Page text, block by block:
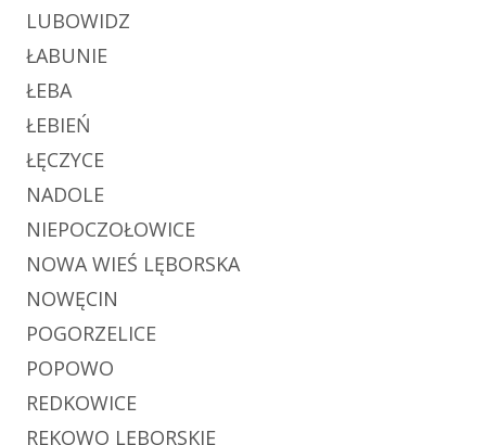
LUBOWIDZ
ŁABUNIE
ŁEBA
ŁEBIEŃ
ŁĘCZYCE
NADOLE
NIEPOCZOŁOWICE
NOWA WIEŚ LĘBORSKA
NOWĘCIN
POGORZELICE
POPOWO
REDKOWICE
REKOWO LĘBORSKIE